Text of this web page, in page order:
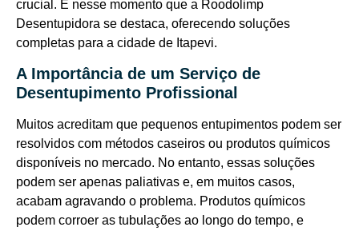
crucial. É nesse momento que a Roodolimp
Desentupidora se destaca, oferecendo soluções
completas para a cidade de Itapevi.
A Importância de um Serviço de
Desentupimento Profissional
Muitos acreditam que pequenos entupimentos podem ser
resolvidos com métodos caseiros ou produtos químicos
disponíveis no mercado. No entanto, essas soluções
podem ser apenas paliativas e, em muitos casos,
acabam agravando o problema. Produtos químicos
podem corroer as tubulações ao longo do tempo, e